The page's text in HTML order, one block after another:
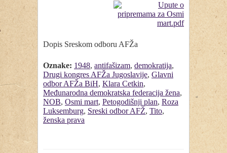
Dopis Sreskom odboru AFŽa
Oznake: 1948, antifašizam, demokratija,
Drugi kongres AFŽa Jugoslavije, Glavni
odbor AFŽa BiH, Klara Cetkin,
Međunarodna demokratska federacija žena,
NOB, Osmi mart, Petogodišnji plan, Roza
Luksemburg, Sreski odbor AFŽ, Tito,
ženska prava